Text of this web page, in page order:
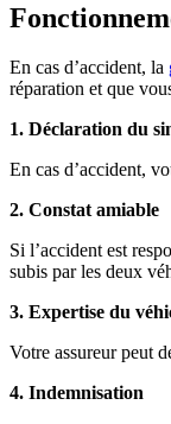
En cas d’accident, la
réparation et que
1. Déclaration du
En cas d’accident,
2. Constat amiable
Si l’accident est
subis par les deux
3. Expertise du
Votre assureur peut
4. Indemnisation